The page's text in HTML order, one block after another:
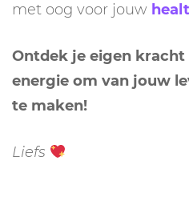
met oog voor jouw
Ontdek je eigen
energie om van jouw
te maken!
Liefs